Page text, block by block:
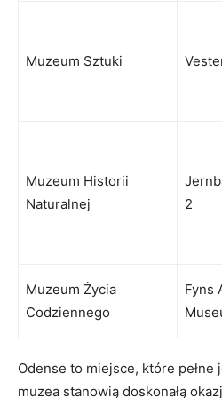
Muzeum ‍Sztuki
Muzeum Historii
Naturalnej
2
Muzeum Życia
Codziennego
Fyns
Odense⁣ to miejsce, które pełne
muzea‌ stanowią doskonałą